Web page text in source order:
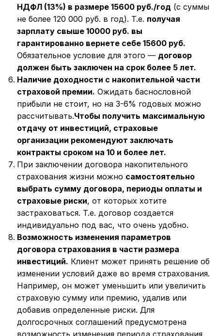
НДФЛ (13%) в размере 15600 руб./год (с суммы
не более 120 000 руб. в год). Т.е. получая
зарплату свыше 10000 руб. вы
гарантированно вернете себе 15600 руб.
Обязательное условие для этого — договор
должен быть заключен на срок более 5 лет.
Наличие доходности с накопительной части
страховой премии. Ожидать баснословной
прибыли не стоит, но на 3-6% годовых можно
рассчитывать.Чтобы получить максимальную
отдачу от инвестиций, страховые
организации рекомендуют заключать
контракты сроком на 10 и более лет.
При заключении договора накопительного
страхования жизни можно самостоятельно
выбрать сумму договора, периоды оплаты и
страховые риски, от которых хотите
застраховаться. Т.е. договор создается
индивидуально под вас, что очень удобно.
Возможность изменения параметров
договора страхования в части размера
инвестиций. Клиент может принять решение об
изменении условий даже во время страхования.
Например, он может уменьшить или увеличить
страховую сумму или премию, удалив или
добавив определенные риски. Для
долгосрочных соглашений предусмотрена
возможность изменения периода страхования,